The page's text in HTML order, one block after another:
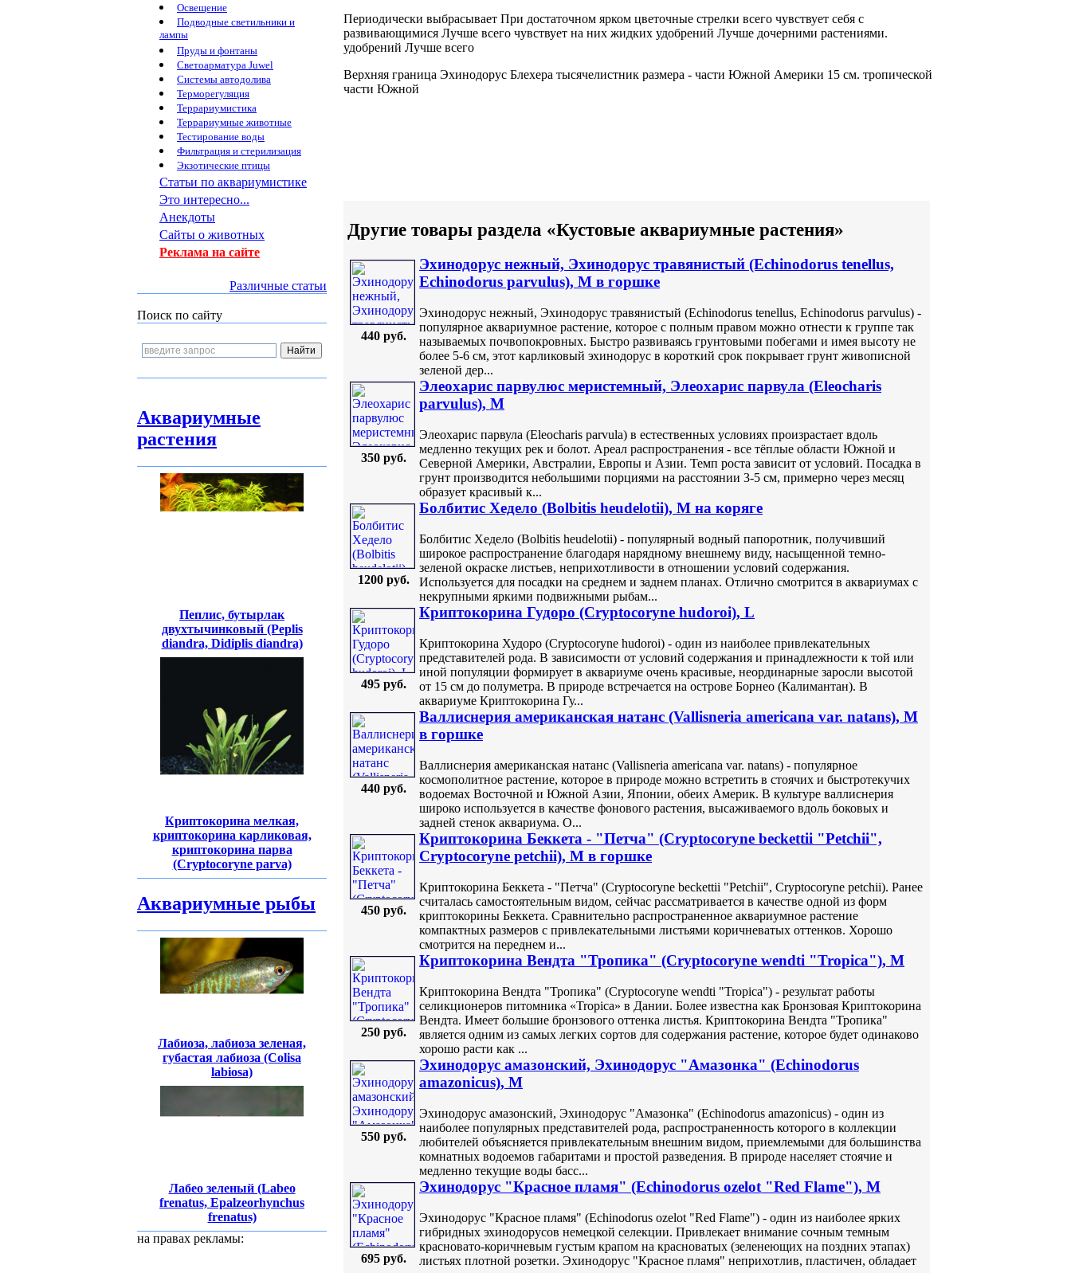
Освещение
Подводные светильники и
лампы
Пруды и фонтаны
Светоарматура Juwel
Системы автодолива
Терморегуляция
Террариумистика
Террариумные животные
Тестирование воды
Фильтрация и стерилизация
Экзотические птицы
Статьи по аквариумистике
Это интересно...
Анекдоты
Сайты о животных
Реклама на сайте
Различные статьи
Поиск по сайту
Аквариумные
растения
Пеплис, бутырлак
двухтычинковый (Peplis
diandra, Didiplis diandra)
Криптокорина мелкая,
криптокорина карликовая,
криптокорина парва
(Cryptocoryne parva)
Аквариумные рыбы
Лабиоза, лабиоза зеленая,
губастая лабиоза (Colisa
labiosa)
Лабео зеленый (Labeo
frenatus, Epalzeorhynchus
frenatus)
на правах рекламы:
Периодически выбрасывает При достаточном ярком цветочные стрелки всего чувствует себя с
развивающимися Лучше всего чувствует на них жидких удобрений Лучше дочерними растениями.
удобрений Лучше всего
Верхняя граница Эхинодорус Блехера тысячелистник размера - части Южной Америки 15 см. тропической
части Южной
Другие товары раздела «Кустовые аквариумные растения»
440 руб.
Эхинодорус нежный, Эхинодорус травянистый (Echinodorus tenellus,
Echinodorus parvulus), M в горшке
Эхинодорус нежный, Эхинодорус травянистый (Echinodorus tenellus, Echinodorus parvulus) -
популярное аквариумное растение, которое с полным правом можно отнести к группе так
называемых почвопокровных. Быстро развиваясь грунтовыми побегами и имея высоту не
более 5-6 см, этот карликовый эхинодорус в короткий срок покрывает грунт живописной
зеленой дер...
350 руб.
Элеохарис парвулюс меристемный, Элеохарис парвула (Eleocharis
parvulus), M
Элеохарис парвула (Eleocharis parvula) в естественных условиях произрастает вдоль
медленно текущих рек и болот. Ареал распространения - все тёплые области Южной и
Северной Америки, Австралии, Европы и Азии. Темп роста зависит от условий. Посадка в
грунт производится небольшими порциями на расстоянии 3-5 см, примерно через месяц
образует красивый к...
1200 руб.
Болбитис Хедело (Bolbitis heudelotii), M на коряге
Болбитис Хедело (Bolbitis heudelotii) - популярный водный папоротник, получивший
широкое распространение благодаря нарядному внешнему виду, насыщенной темно-
зеленой окраске листьев, неприхотливости в отношении условий содержания.
Используется для посадки на среднем и заднем планах. Отлично смотрится в аквариумах с
некрупными яркими подвижными рыбам...
495 руб.
Криптокорина Гудоро (Cryptocoryne hudoroi), L
Криптокорина Худоро (Cryptocoryne hudoroi) - один из наиболее привлекательных
представителей рода. В зависимости от условий содержания и принадлежности к той или
иной популяции формирует в аквариуме очень красивые, неординарные заросли высотой
от 15 см до полуметра. В природе встречается на острове Борнео (Калимантан). В
аквариуме Криптокорина Гу...
440 руб.
Валлиснерия американская натанс (Vallisneria americana var. natans), M
в горшке
Валлиснерия американская натанс (Vallisneria americana var. natans) - популярное
космополитное растение, которое в природе можно встретить в стоячих и быстротекучих
водоемах Восточной и Южной Азии, Японии, обеих Америк. В культуре валлиснерия
широко используется в качестве фонового растения, высаживаемого вдоль боковых и
задней стенок аквариума. О...
450 руб.
Криптокорина Беккета - "Петча" (Cryptocoryne beckettii "Petchii",
Cryptocoryne petchii), M в горшке
Криптокорина Беккета - "Петча" (Cryptocoryne beckettii "Petchii", Cryptocoryne petchii). Ранее
считалась самостоятельным видом, сейчас рассматривается в качестве одной из форм
криптокорины Беккета. Сравнительно распространенное аквариумное растение
компактных размеров с привлекательными листьями коричневатых оттенков. Хорошо
смотрится на переднем и...
250 руб.
Криптокорина Вендта "Тропика" (Cryptocoryne wendti "Tropica"), M
Криптокорина Вендта "Тропика" (Cryptocoryne wendti "Tropica") - результат работы
селикционеров питомника «Tropica» в Дании. Более известна как Бронзовая Криптокорина
Вендта. Имеет большие бронзового оттенка листья. Криптокорина Вендта "Тропика"
является одним из самых легких сортов для содержания растение, которое будет одинаково
хорошо расти как ...
550 руб.
Эхинодорус амазонский, Эхинодорус "Амазонка" (Echinodorus
amazonicus), M
Эхинодорус амазонский, Эхинодорус "Амазонка" (Echinodorus amazonicus) - один из
наиболее популярных представителей рода, распространенность которого в коллекции
любителей объясняется привлекательным внешним видом, приемлемыми для большинства
комнатных водоемов габаритами и простой разведения. В природе населяет стоячие и
медленно текущие воды басс...
695 руб.
Эхинодорус "Красное пламя" (Echinodorus ozelot "Red Flame"), M
Эхинодорус "Красное пламя" (Echinodorus ozelot "Red Flame") - один из наиболее ярких
гибридных эхинодорусов немецкой селекции. Привлекает внимание сочным темным
красновато-коричневым густым крапом на красноватых (зеленеющих на поздних этапах)
листьях плотной розетки. Эхинодорус "Красное пламя" неприхотлив, пластичен, обладает